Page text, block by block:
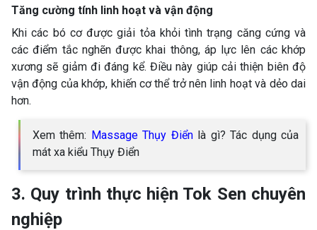
Tăng cường tính linh hoạt và vận động
Khi các bó cơ được giải tỏa khỏi tình trạng căng cứng và
các điểm tắc nghẽn được khai thông, áp lực lên các khớp
xương sẽ giảm đi đáng kể. Điều này giúp cải thiện biên độ
vận động của khớp, khiến cơ thể trở nên linh hoạt và dẻo dai
hơn.
Xem thêm: Massage Thụy Điểnlà gì? Tác dụng của
mát xa kiểu Thụy Điển
3. Quy trình thực hiện Tok Sen chuyên
nghiệp